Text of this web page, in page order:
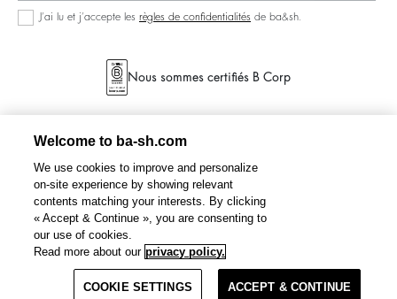
jeans coupe évasée flare 175 €
Seconde Main
J’ai lu et j’accepte les règles de confidentialités de ba&sh.
Nous sommes certifiés B Corp
Welcome to ba-sh.com
We use cookies to improve and personalize
on-site experience by showing relevant
contents matching your interests. By clicking
« Accept & Continue », you are consenting to
our use of cookies.
Read more about our privacy policy.
COOKIE SETTINGS ACCEPT & CONTINUE